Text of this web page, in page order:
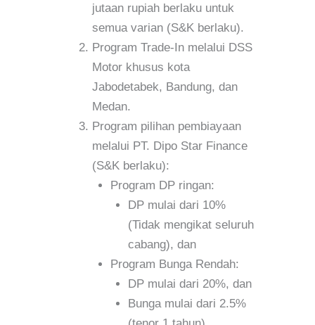
jutaan rupiah berlaku untuk
semua varian (S&K berlaku).
Program Trade-In melalui DSS
Motor khusus kota
Jabodetabek, Bandung, dan
Medan.
Program pilihan pembiayaan
melalui PT. Dipo Star Finance
(S&K berlaku):
Program DP ringan:
DP mulai dari 10%
(Tidak mengikat seluruh
cabang), dan
Program Bunga Rendah:
DP mulai dari 20%, dan
Bunga mulai dari 2.5%